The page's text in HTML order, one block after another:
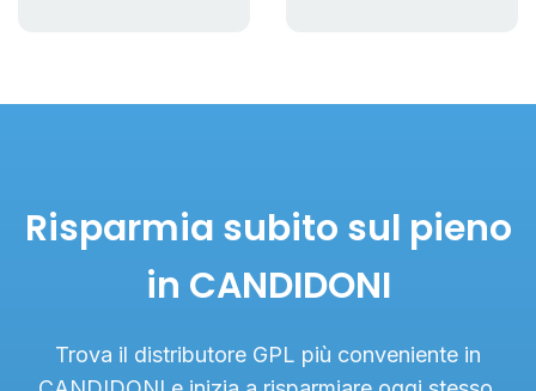
Risparmia subito sul pieno
in CANDIDONI
Trova il distributore GPL più conveniente in